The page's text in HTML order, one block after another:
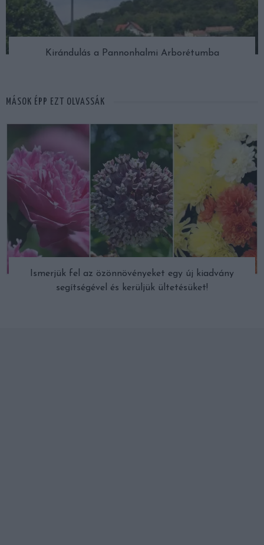
Kirándulás a Pannonhalmi Arborétumba
MÁSOK ÉPP EZT OLVASSÁK
Ismerjük fel az özönnövényeket egy új kiadvány
segítségével és kerüljük ültetésüket!